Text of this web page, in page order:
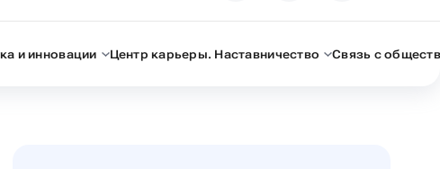
и инновации Центр карьеры. Наставничество Связь с